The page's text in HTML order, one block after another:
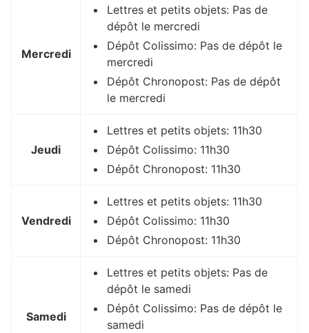
Mercredi
Lettres et petits objets: Pas de
dépôt le mercredi
Dépôt Colissimo: Pas de dépôt le
mercredi
Dépôt Chronopost: Pas de dépôt
le mercredi
Jeudi
Lettres et petits objets: 11h30
Dépôt Colissimo: 11h30
Dépôt Chronopost: 11h30
Vendredi
Lettres et petits objets: 11h30
Dépôt Colissimo: 11h30
Dépôt Chronopost: 11h30
Samedi
Lettres et petits objets: Pas de
dépôt le samedi
Dépôt Colissimo: Pas de dépôt le
samedi